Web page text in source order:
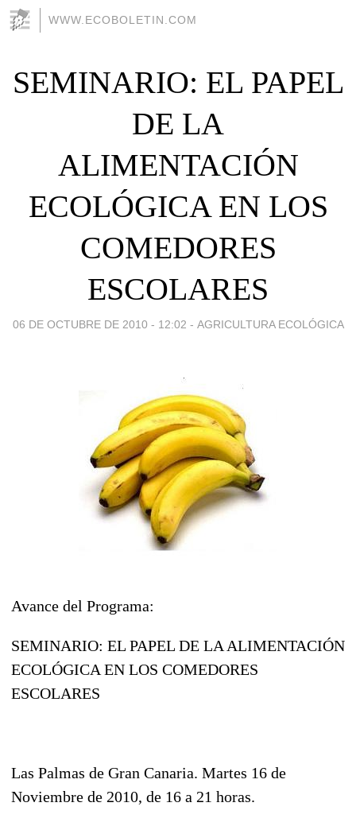
WWW.ECOBOLETIN.COM
SEMINARIO: EL PAPEL
DE LA
ALIMENTACIÓN
ECOLÓGICA EN LOS
COMEDORES
ESCOLARES
06 DE OCTUBRE DE 2010 - 12:02 - AGRICULTURA ECOLÓGICA
Avance del Programa:
SEMINARIO: EL PAPEL DE LA ALIMENTACIÓN
ECOLÓGICA EN LOS COMEDORES
ESCOLARES
Las Palmas de Gran Canaria. Martes 16 de
Noviembre de 2010, de 16 a 21 horas.